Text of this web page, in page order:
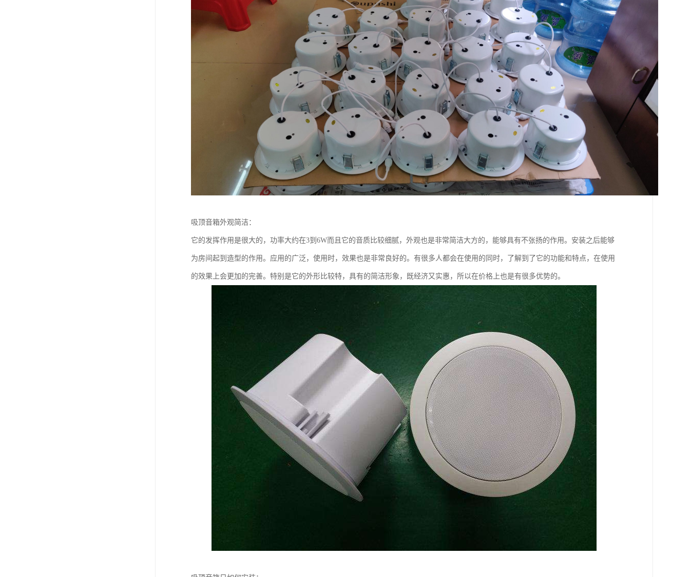
吸顶音箱外观简洁：
它的发挥作用是很大的，功率大约在3到6W而且它的音质比较细腻，外观也是非常简洁大方的，能够具有不张扬的作用。安装之后能够
为房间起到造型的作用。应用的广泛，使用时，效果也是非常良好的。有很多人都会在使用的同时，了解到了它的功能和特点，在使用
的效果上会更加的完善。特别是它的外形比较特，具有的简洁形象，既经济又实惠，所以在价格上也是有很多优势的。